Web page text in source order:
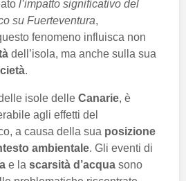
l’impatto significativo del
su Fuerteventura,
fenomeno influisca non
dell’isola, ma anche sulla sua
.
isole delle Canarie, è
agli effetti del
a causa della sua posizione
ambientale. Gli eventi di
e la scarsità d’acqua sono